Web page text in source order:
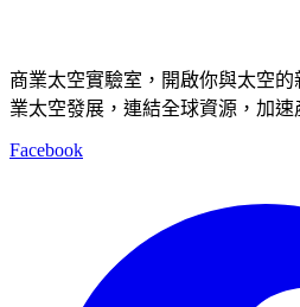
商業太空實驗室，開啟你與太空
業太空發展，連結全球資源，加速
Facebook